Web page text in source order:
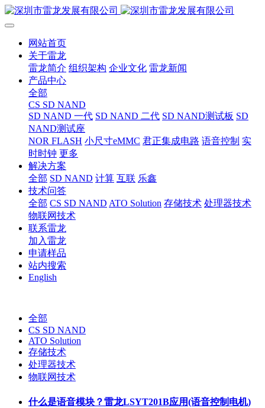
网站首页
关于雷龙
雷龙简介 组织架构 企业文化 雷龙新闻
产品中心
全部
CS SD NAND
SD NAND 一代 SD NAND 二代 SD NAND测试板 SD
NAND测试座
NOR FLASH 小尺寸eMMC 君正集成电路 语音控制 实
时时钟 更多
解决方案
全部 SD NAND 计算 互联 乐鑫
技术问答
全部 CS SD NAND ATO Solution 存储技术 处理器技术
物联网技术
联系雷龙
加入雷龙
申请样品
站内搜索
English
全部
CS SD NAND
ATO Solution
存储技术
处理器技术
物联网技术
什么是语音模块？雷龙LSYT201B应用(语音控制电机)